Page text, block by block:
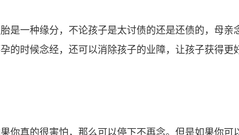
一种缘分，不论孩子是太讨债的还是还债的，母亲
的时候念经，还可以消除孩子的业障，让孩子获得更
真的很害怕，那么可以停下不再念。但是如果你可